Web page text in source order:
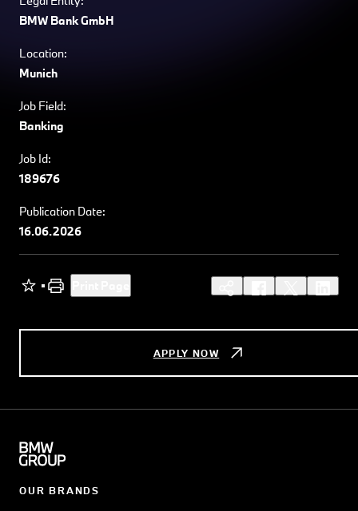
BMW Bank GmbH
Location:
Munich
Job Field:
Banking
Job Id:
189676
Publication Date:
16.06.2026
APPLY NOW
OUR BRANDS